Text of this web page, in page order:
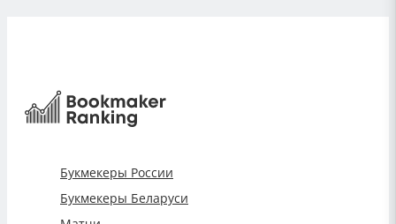
Букмекеры России
Букмекеры Беларуси